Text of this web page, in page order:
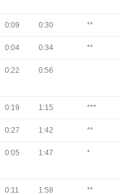
0:09 0:30 **
0:04 0:34 **
0:22 0:56
0:19 1:15 ***
0:27 1:42 **
0:05 1:47 *
0:11 1:58 **